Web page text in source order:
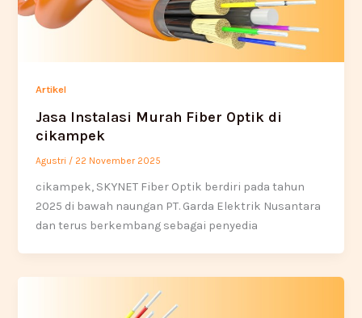
Artikel
Jasa Instalasi Murah Fiber Optik di
cikampek
Agustri / 22 November 2025
cikampek, SKYNET Fiber Optik berdiri pada tahun
2025 di bawah naungan PT. Garda Elektrik Nusantara
dan terus berkembang sebagai penyedia